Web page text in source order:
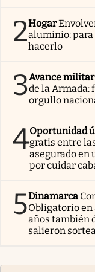
2Hogar
aluminio: para
hacerlo
3Avance militar
de la Armada:
orgullo
4Oportunidad
gratis entre
asegurado en
por cuidar
5Dinamarca
Obligatorio en
años también
salieron